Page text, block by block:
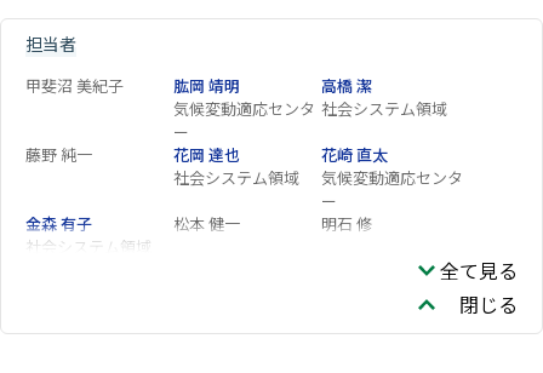
担当者
甲斐沼 美紀子
肱岡 靖明
気候変動適応センタ
ー
高橋 潔
社会システム領域
藤野 純一
花岡 達也
社会システム領域
花崎 直太
気候変動適応センタ
ー
金森 有子
社会システム領域
松本 健一
明石 修
全て見る
閉じる